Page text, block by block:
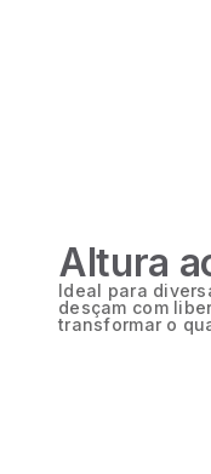
Altura
Ideal para
desçam com
transformar o